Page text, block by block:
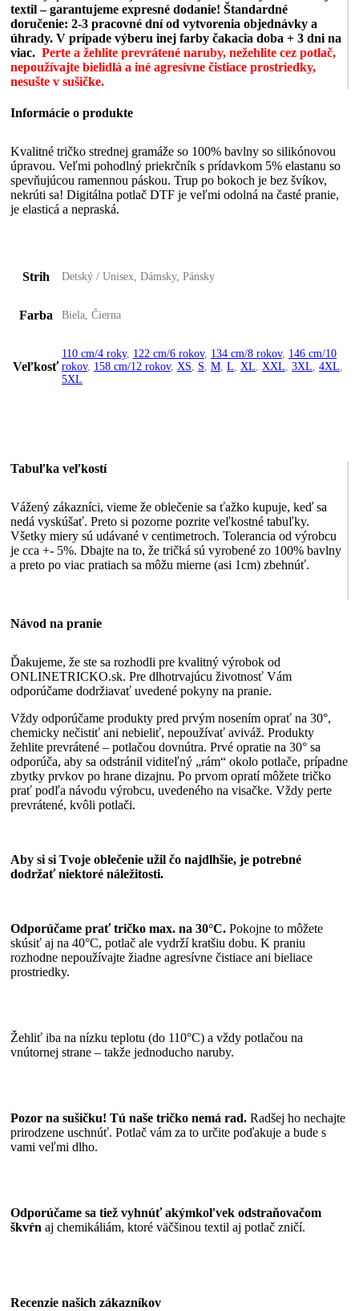
textil – garantujeme expresné dodanie! Štandardné
doručenie: 2-3 pracovné dní od vytvorenia objednávky a
úhrady. V prípade výberu inej farby čakacia doba + 3 dni na
viac. Perte a žehlite prevrátené naruby, nežehlite cez potlač,
nepoužívajte bielidlá a iné agresívne čistiace prostriedky,
nesušte v sušičke.
Informácie o produkte
Kvalitné tričko strednej gramáže so 100% bavlny so silikónovou
úpravou. Veľmi pohodlný priekrčník s prídavkom 5% elastanu so
spevňujúcou ramennou páskou. Trup po bokoch je bez švíkov,
nekrúti sa! Digitálna potlač DTF je veľmi odolná na časté pranie,
je elasticá a nepraská.
Strih Detský / Unisex, Dámsky, Pánsky
Farba Biela, Čierna
Veľkosť
110 cm/4 roky, 122 cm/6 rokov, 134 cm/8 rokov, 146 cm/10
rokov, 158 cm/12 rokov, XS, S, M, L, XL, XXL, 3XL, 4XL,
5XL
Tabuľka veľkostí
Vážený zákazníci, vieme že oblečenie sa ťažko kupuje, keď sa
nedá vyskúšať. Preto si pozorne pozrite veľkostné tabuľky.
Všetky miery sú udávané v centimetroch. Tolerancia od výrobcu
je cca +- 5%. Dbajte na to, že tričká sú vyrobené zo 100% bavlny
a preto po viac pratiach sa môžu mierne (asi 1cm) zbehnúť.
Návod na pranie
Ďakujeme, že ste sa rozhodli pre kvalitný výrobok od
ONLINETRICKO.sk. Pre dlhotrvajúcu životnosť Vám
odporúčame dodržiavať uvedené pokyny na pranie.
Vždy odporúčame produkty pred prvým nosením oprať na 30°,
chemicky nečistiť ani nebieliť, nepoužívať aviváž. Produkty
žehlite prevrátené – potlačou dovnútra. Prvé opratie na 30° sa
odporúča, aby sa odstránil viditeľný „rám“ okolo potlače, prípadne
zbytky prvkov po hrane dizajnu. Po prvom opratí môžete tričko
prať podľa návodu výrobcu, uvedeného na visačke. Vždy perte
prevrátené, kvôli potlači.
Aby si si Tvoje oblečenie užil čo najdlhšie, je potrebné
dodržať niektoré náležitosti.
Odporúčame prať tričko max. na 30°C. Pokojne to môžete
skúsiť aj na 40°C, potlač ale vydrží kratšiu dobu. K praniu
rozhodne nepoužívajte žiadne agresívne čistiace ani bieliace
prostriedky.
Žehliť iba na nízku teplotu (do 110°C) a vždy potlačou na
vnútornej strane – takže jednoducho naruby.
Pozor na sušičku! Tú naše tričko nemá rad. Radšej ho nechajte
prirodzene uschnúť. Potlač vám za to určite poďakuje a bude s
vami veľmi dlho.
Odporúčame sa tiež vyhnúť akýmkoľvek odstraňovačom
škvŕn aj chemikáliám, ktoré väčšinou textil aj potlač zničí.
Recenzie našich zákazníkov